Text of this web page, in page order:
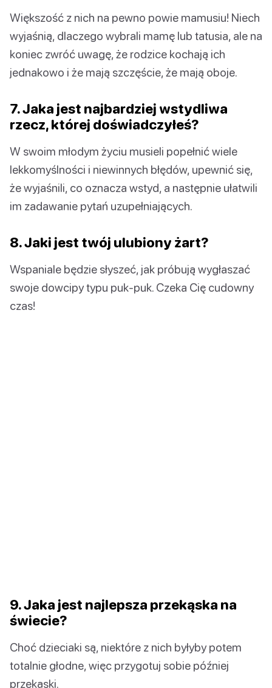
Większość z nich na pewno powie mamusiu! Niech
wyjaśnią, dlaczego wybrali mamę lub tatusia, ale na
koniec zwróć uwagę, że rodzice kochają ich
jednakowo i że mają szczęście, że mają oboje.
7. Jaka jest najbardziej wstydliwa
rzecz, której doświadczyłeś?
W swoim młodym życiu musieli popełnić wiele
lekkomyślności i niewinnych błędów, upewnić się,
że wyjaśnili, co oznacza wstyd, a następnie ułatwili
im zadawanie pytań uzupełniających.
8. Jaki jest twój ulubiony żart?
Wspaniale będzie słyszeć, jak próbują wygłaszać
swoje dowcipy typu puk-puk. Czeka Cię cudowny
czas!
9. Jaka jest najlepsza przekąska na
świecie?
Choć dzieciaki są, niektóre z nich byłyby potem
totalnie głodne, więc przygotuj sobie później
przekąski.